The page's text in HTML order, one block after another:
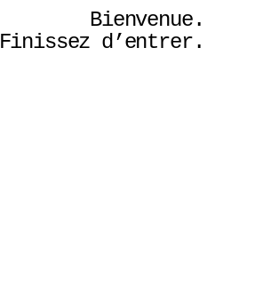
Bienvenue.
Finissez d’entrer.